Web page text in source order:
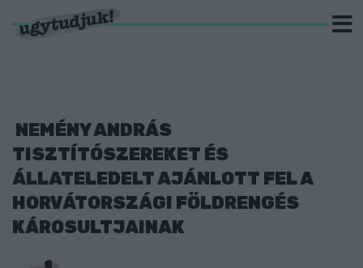
NEMÉNY ANDRÁS
TISZTÍTÓSZEREKET ÉS
ÁLLATELEDELT AJÁNLOTT FEL A
HORVÁTORSZÁGI FÖLDRENGÉS
KÁROSULTJAINAK